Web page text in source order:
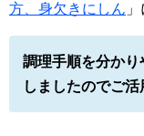
方、身欠きにしん
調理手順を分か
しましたのでご